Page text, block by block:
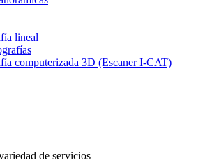
lineal
computerizada 3D (Escaner I-CAT)
de servicios